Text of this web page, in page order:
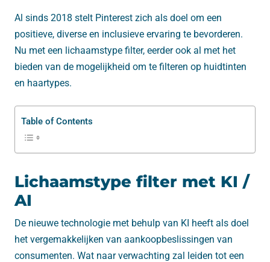
Al sinds 2018 stelt Pinterest zich als doel om een
positieve, diverse en inclusieve ervaring te bevorderen.
Nu met een lichaamstype filter, eerder ook al met het
bieden van de mogelijkheid om te filteren op huidtinten
en haartypes.
Table of Contents
Lichaamstype filter met KI /
AI
De nieuwe technologie met behulp van KI heeft als doel
het vergemakkelijken van aankoopbeslissingen van
consumenten. Wat naar verwachting zal leiden tot een